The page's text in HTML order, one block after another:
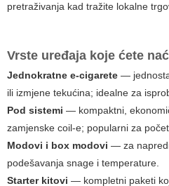
pretraživanja kad tražite lokalne
Vrste uređaja koje ćete
Jednokratne e-cigarete —
ili izmjene tekućina; idealne za
Pod sistemi — kompaktni,
zamjenske coil-e; popularni za
Modovi i box modovi — za
podešavanja snage i temperature.
Starter kitovi — kompletni paketi